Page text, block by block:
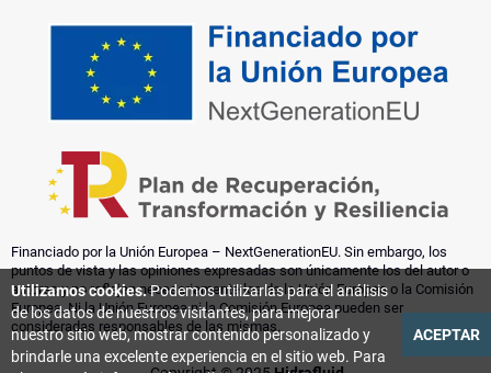
Financiado por la Unión Europea – NextGenerationEU. Sin embargo, los
puntos de vista y las opiniones expresadas son únicamente los del autor o
autores y no reflejan necesariamente los de la Unión Europea o la Comisión
Europea. Ni la Unión Europea ni la Comisión Europea pueden ser
consideradas responsables de las mismas.
Utilizamos cookies.Podemos utilizarlas para el análisis
de los datos de nuestros visitantes, para mejorar
nuestro sitio web, mostrar contenido personalizado y
brindarle una excelente experiencia en el sitio web. Para
ACEPTAR